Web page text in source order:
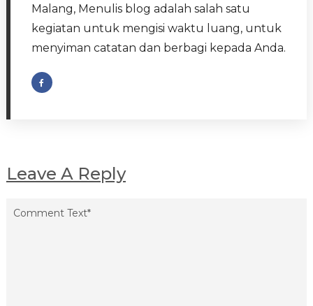
Malang, Menulis blog adalah salah satu
kegiatan untuk mengisi waktu luang, untuk
menyiman catatan dan berbagi kepada Anda.
Leave A Reply